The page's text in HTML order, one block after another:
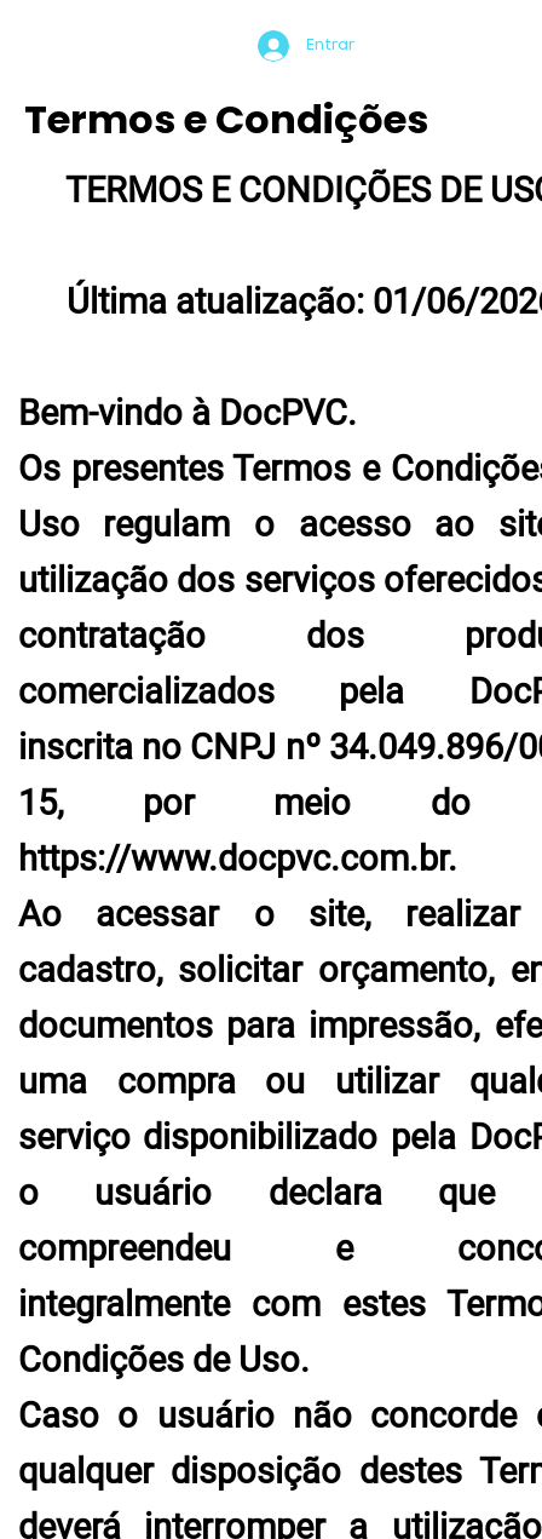
Entrar
Termos e Condições
TERMOS E CONDIÇÕES DE
Última atualização: 01/06/
Bem-vindo à DocPVC.
Os presentes Termos e
Uso regulam o acesso ao
utilização dos serviços
contratação dos
comercializados pela
inscrita no CNPJ nº 34.049.896/
15, por meio do
https://www.docpvc.com.br.
Ao acessar o site, realizar
cadastro, solicitar orçamento,
documentos para impressão,
uma compra ou utilizar
serviço disponibilizado pela
o usuário declara que
compreendeu e
integralmente com estes
Condições de Uso.
Caso o usuário não concorde
qualquer disposição destes
deverá interromper a